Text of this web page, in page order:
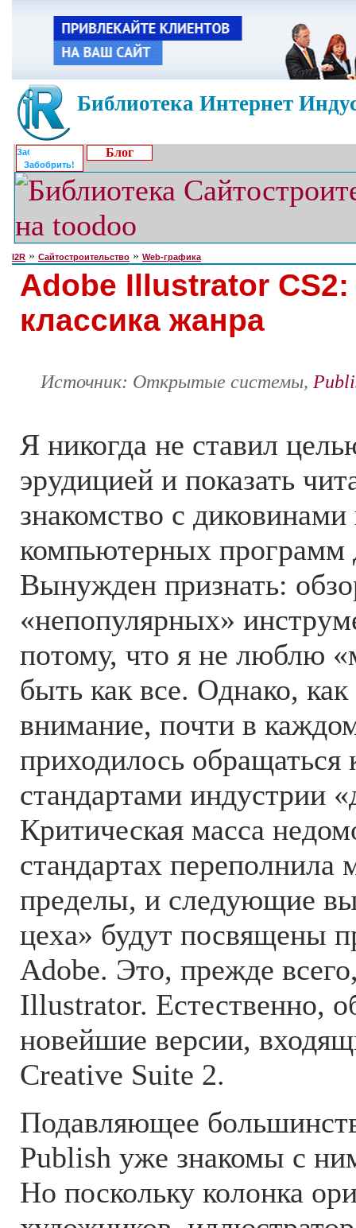
Библиотека Интернет
Забобрить!
Блог
I2R » Сайтостроительство » Web-графика
Adobe Illustrator CS2:
классика жанра
Источник: Открытые системы,
Я никогда не ставил
эрудицией и показать
знакомство с
компьютерных программ
Вынужден признать:
«непопулярных»
потому, что я не люблю
быть как все. Однако,
внимание, почти в
приходилось обращаться
стандартами индустрии
Критическая масса
стандартах
пределы, и следующие
цеха» будут посвящены
Adobe. Это, прежде
Illustrator. Естественно,
новейшие версии,
Creative Suite 2.
Подавляющее
Publish уже знакомы с
Но поскольку колонка